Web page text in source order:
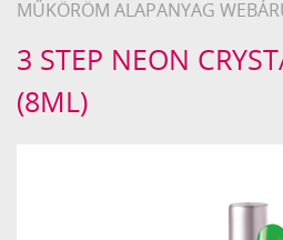
MŰKÖRÖM ALAPANYAG
Crystal
Nails
3 STEP NEON
(8ML)